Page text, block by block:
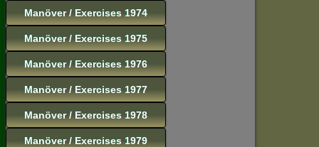
Manöver / Exercises 1974
Manöver / Exercises 1975
Manöver / Exercises 1976
Manöver / Exercises 1977
Manöver / Exercises 1978
Manöver / Exercises 1979